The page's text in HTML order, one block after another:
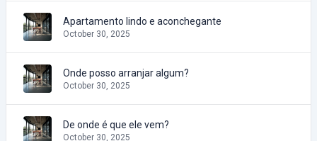
Apartamento lindo e aconchegante
October 30, 2025
Onde posso arranjar algum?
October 30, 2025
De onde é que ele vem?
October 30, 2025